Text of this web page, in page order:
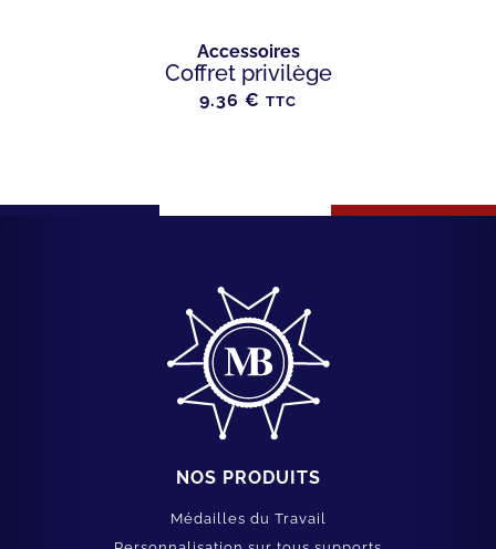
Accessoires
Coffret privilège
9.36 € TTC
NOS PRODUITS
Médailles du Travail